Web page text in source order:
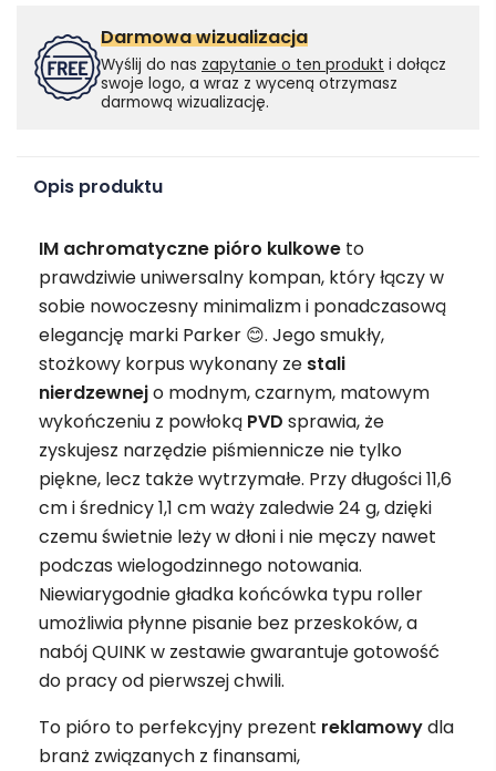
Darmowa wizualizacja
Wyślij do nas zapytanie o ten produkt i dołącz
swoje logo, a wraz z wyceną otrzymasz
darmową wizualizację.
Opis produktu
IM achromatyczne pióro kulkowe to
prawdziwie uniwersalny kompan, który łączy w
sobie nowoczesny minimalizm i ponadczasową
elegancję marki Parker 😊. Jego smukły,
stożkowy korpus wykonany ze stali
nierdzewnejo modnym, czarnym, matowym
wykończeniu z powłoką PVD sprawia, że
zyskujesz narzędzie piśmiennicze nie tylko
piękne, lecz także wytrzymałe. Przy długości 11,6
cm i średnicy 1,1 cm waży zaledwie 24 g, dzięki
czemu świetnie leży w dłoni i nie męczy nawet
podczas wielogodzinnego notowania.
Niewiarygodnie gładka końcówka typu roller
umożliwia płynne pisanie bez przeskoków, a
nabój QUINK w zestawie gwarantuje gotowość
do pracy od pierwszej chwili.
To pióro to perfekcyjny prezent reklamowydla
branż związanych z finansami,